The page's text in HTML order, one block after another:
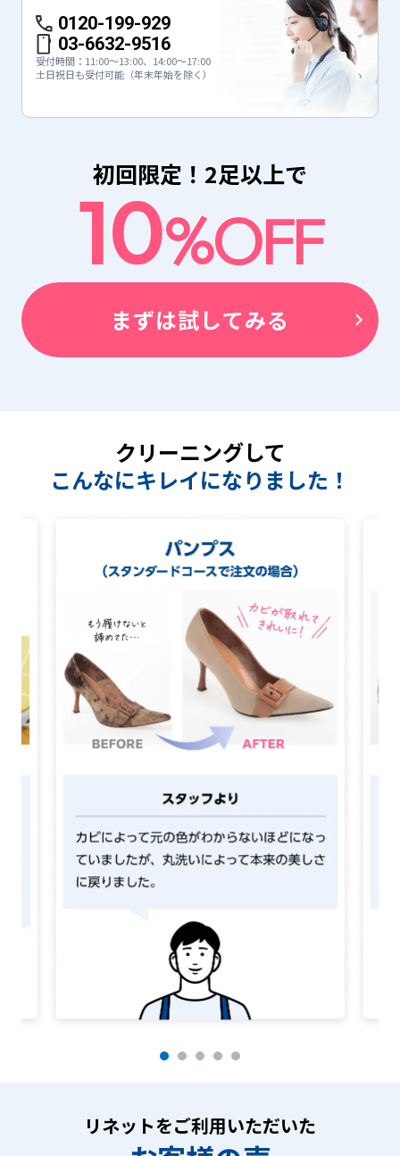
0120-199-929
03-6632-9516
受付時間： 11:00〜13:00、14:00〜17:00
土日祝日も受付可能（年末年始を除く）
初回限定！2足以上で
10%OFF
まずは試してみる
クリーニングして
こんなにキレイになりました！
リネットをご利用いただいた